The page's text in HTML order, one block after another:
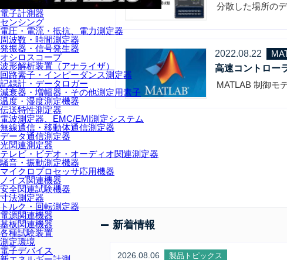
電子計測器
センシング
電圧・電流・抵抗、電力測定器
周波数・時間測定器
発振器・信号発生器
オシロスコープ
波形解析装置（アナライザ）
回路素子・インピーダンス測定器
記録計・データロガー
減衰器・増幅器・その他測定用素子
温度・湿度測定機器
伝送特性測定器
電波測定器、EMC/EMI測定システム
無線通信・移動体通信測定器
データ通信測定器
光関連測定器
テレビ・ビデオ・オーディオ関連測定器
騒音・振動測定機器
マイクロプロセッサ応用機器
ノイズ関連機器
安全関連試験機器
寸法測定器
トルク・回転測定器
電源関連機器
基板関連機器
各種試験装置
測定環境
電子デバイス
分散した場所の
2022.08.22
高速コントロー
MATLAB 制御モ
新着情報
2026.08.06 製品トピックス